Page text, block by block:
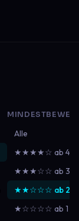
Alle
★★★★☆ ab 4
★★★☆☆ ab 3
★★☆☆☆ ab 2
★☆☆☆☆ ab 1